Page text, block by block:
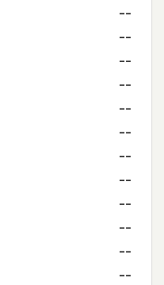
--
--
--
--
--
--
--
--
--
--
--
--